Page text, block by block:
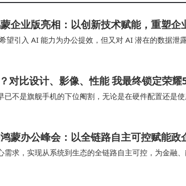
撑全天需求，普通使用场景下续航时间更可延
实测15分钟即可补充大部分电量，这种设计有
戏手机传统短板。前置1600万像素摄像头配
比亚影像系统加持下，无论是人像拍摄还是
该机型不仅适合游戏场景，也能满足日常摄影需
度定制的Redmagic OS经过多代优化，在流畅
入，进一步拓展了设备的使用场景。当前
企业版亮相：以创新技术赋能，重塑企
望引入 AI 能力为办公提效，但又对 AI 潜在的数据泄
公和远程协作的普及，企业对于设备权限的“管”与“放
对比设计、影像、性能 我最终锁定荣耀
已不是旗舰手机的下位阉割，无论是在硬件配置还是
方面面的配置上考虑得更加周到，全场景无短板的综
蒙办公峰会：以全链路自主可控赋能政
需求，实现从系统到生态的全链路自主可控，为金融
企领域的布局再进一步。其配备2.8K OLED触控屏，